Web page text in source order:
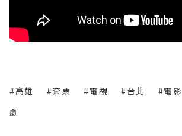
#高雄 #套票 #電視 #台北 #電影
劇